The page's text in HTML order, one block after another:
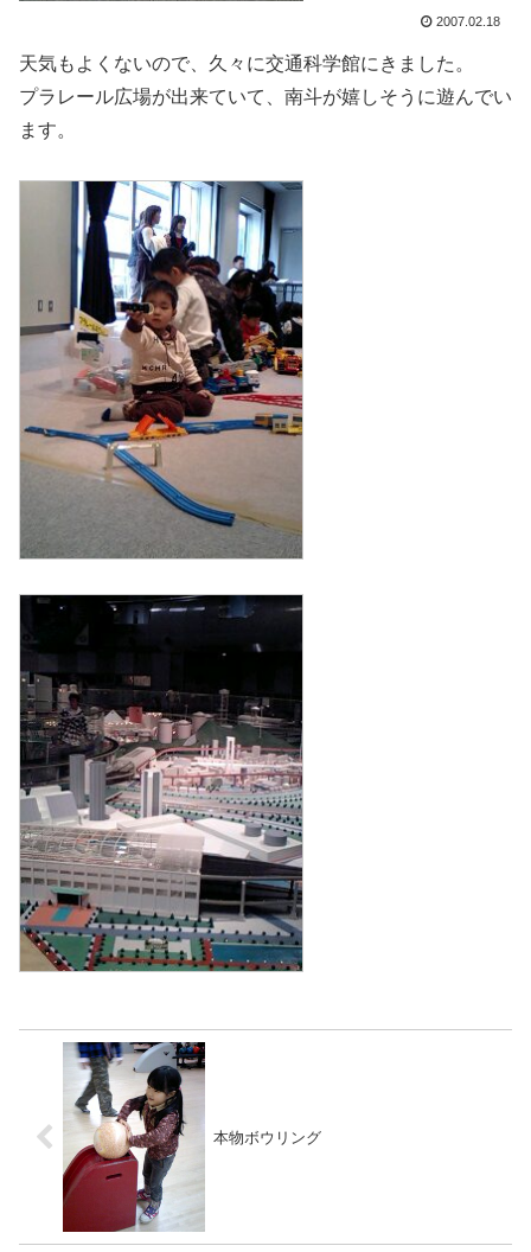
2007.02.18
天気もよくないので、久々に交通科学館にきました。
プラレール広場が出来ていて、南斗が嬉しそうに遊んでい
ます。
本物ボウリング